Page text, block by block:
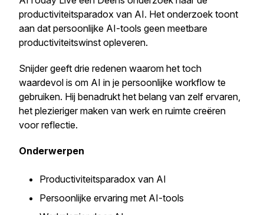
productiviteitsparadox van AI. Het onderzoek toont
aan dat persoonlijke AI-tools geen meetbare
productiviteitswinst opleveren.
Snijder geeft drie redenen waarom het toch
waardevol is om AI in je persoonlijke workflow te
gebruiken. Hij benadrukt het belang van zelf ervaren,
het plezieriger maken van werk en ruimte creëren
voor reflectie.
Onderwerpen
Productiviteitsparadox van AI
Persoonlijke ervaring met AI-tools